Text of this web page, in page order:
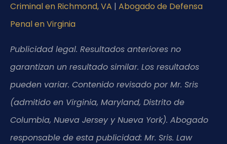
Criminal en Richmond, VA | Abogado de Defensa
Penal en Virginia
Publicidad legal. Resultados anteriores no
garantizan un resultado similar. Los resultados
pueden variar. Contenido revisado por Mr. Sris
(admitido en Virginia, Maryland, Distrito de
Columbia, Nueva Jersey y Nueva York). Abogado
responsable de esta publicidad: Mr. Sris. Law